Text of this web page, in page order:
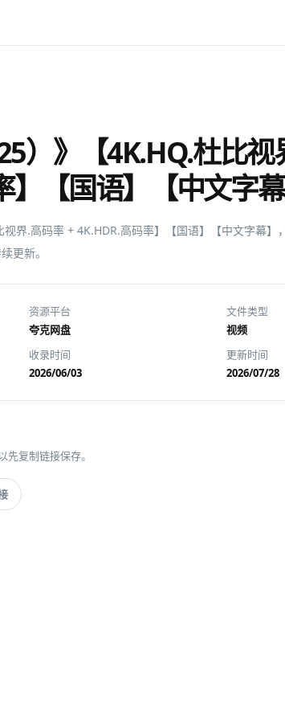
）》【4K.HQ.杜比
【国语】【中文字幕
视界.高码率 + 4K.HDR.高码率】【国语】【中文字幕】
更新。
资源平台
夸克网盘
文件类型
视频
收录时间
2026/06/03
更新时间
2026/07/28
先复制链接保存。